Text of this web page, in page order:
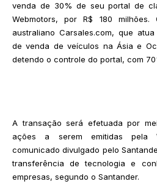
venda de 30% de seu portal de
Webmotors, por R$ 180
australiano Carsales.com, que
de venda de veículos na Ásia e
detendo o controle do portal, com
A transação será efetuada por
ações a serem emitidas pela
comunicado divulgado pelo
transferência de tecnologia e
empresas, segundo o Santander.